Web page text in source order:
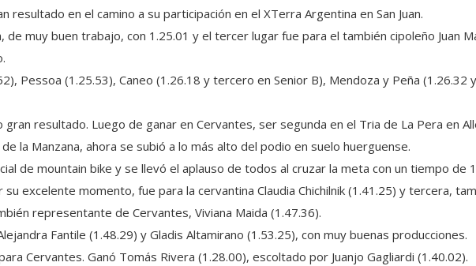
resultado en el camino a su participación en el XTerra Argentina en San Juan.
de muy buen trabajo, con 1.25.01 y el tercer lugar fue para el también cipoleño Juan
Pessoa (1.25.53), Caneo (1.26.18 y tercero en Senior B), Mendoza y Peña (1.26.32
gran resultado. Luego de ganar en Cervantes, ser segunda en el Tria de La Pera en
la Manzana, ahora se subió a lo más alto del podio en suelo huerguense.
de mountain bike y se llevó el aplauso de todos al cruzar la meta con un tiempo de
excelente momento, fue para la cervantina Claudia Chichilnik (1.41.25) y tercera,
representante de Cervantes, Viviana Maida (1.47.36).
Fantile (1.48.29) y Gladis Altamirano (1.53.25), con muy buenas producciones.
Cervantes. Ganó Tomás Rivera (1.28.00), escoltado por Juanjo Gagliardi (1.40.02).